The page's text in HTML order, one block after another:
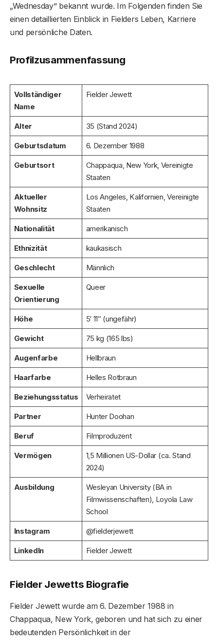
„Wednesday“ bekannt wurde. Im Folgenden finden Sie
einen detaillierten Einblick in Fielders Leben, Karriere
und persönliche Daten.
Profilzusammenfassung
Vollständiger
Name
Fielder Jewett
Alter 35 (Stand 2024)
Geburtsdatum 6. Dezember 1988
Geburtsort
Chappaqua, New York, Vereinigte
Staaten
Aktueller
Wohnsitz
Los Angeles, Kalifornien, Vereinigte
Staaten
Nationalität amerikanisch
Ethnizität kaukasisch
Geschlecht Männlich
Sexuelle
Orientierung
Queer
Höhe 5′ 11″ (ungefähr)
Gewicht 75 kg (165 lbs)
Augenfarbe Hellbraun
Haarfarbe Helles Rotbraun
Beziehungsstatus Verheiratet
Partner Hunter Doohan
Beruf Filmproduzent
Vermögen
1,5 Millionen US-Dollar (ca. Stand
2024)
Ausbildung
Wesleyan University (BA in
Filmwissenschaften), Loyola Law
School
Instagram @fielderjewett
LinkedIn Fielder Jewett
Fielder Jewetts Biografie
Fielder Jewett wurde am 6. Dezember 1988 in
Chappaqua, New York, geboren und hat sich zu einer
bedeutenden Persönlichkeit in der